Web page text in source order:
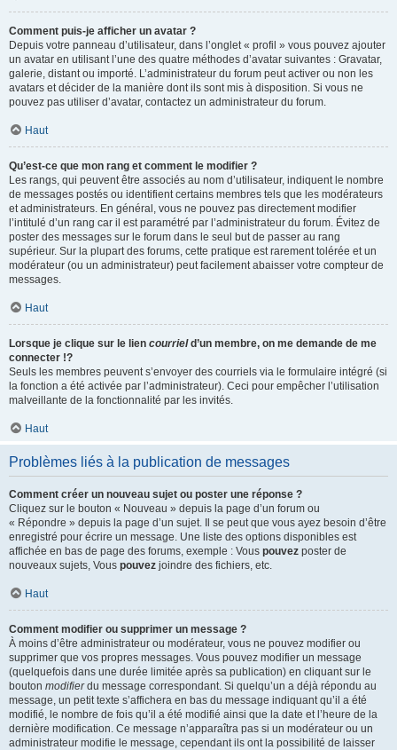
Comment puis-je afficher un avatar ?
Depuis votre panneau d’utilisateur, dans l’onglet « profil » vous pouvez ajouter
un avatar en utilisant l’une des quatre méthodes d’avatar suivantes : Gravatar,
galerie, distant ou importé. L’administrateur du forum peut activer ou non les
avatars et décider de la manière dont ils sont mis à disposition. Si vous ne
pouvez pas utiliser d’avatar, contactez un administrateur du forum.
Haut
Qu’est-ce que mon rang et comment le modifier ?
Les rangs, qui peuvent être associés au nom d’utilisateur, indiquent le nombre
de messages postés ou identifient certains membres tels que les modérateurs
et administrateurs. En général, vous ne pouvez pas directement modifier
l’intitulé d’un rang car il est paramétré par l’administrateur du forum. Évitez de
poster des messages sur le forum dans le seul but de passer au rang
supérieur. Sur la plupart des forums, cette pratique est rarement tolérée et un
modérateur (ou un administrateur) peut facilement abaisser votre compteur de
messages.
Haut
Lorsque je clique sur le lien courrield’un membre, on me demande de me
connecter !?
Seuls les membres peuvent s’envoyer des courriels via le formulaire intégré (si
la fonction a été activée par l’administrateur). Ceci pour empêcher l’utilisation
malveillante de la fonctionnalité par les invités.
Haut
Problèmes liés à la publication de messages
Comment créer un nouveau sujet ou poster une réponse ?
Cliquez sur le bouton « Nouveau » depuis la page d’un forum ou
« Répondre » depuis la page d’un sujet. Il se peut que vous ayez besoin d’être
enregistré pour écrire un message. Une liste des options disponibles est
affichée en bas de page des forums, exemple : Vous pouvez poster de
nouveaux sujets, Vous pouvez joindre des fichiers, etc.
Haut
Comment modifier ou supprimer un message ?
À moins d’être administrateur ou modérateur, vous ne pouvez modifier ou
supprimer que vos propres messages. Vous pouvez modifier un message
(quelquefois dans une durée limitée après sa publication) en cliquant sur le
bouton modifierdu message correspondant. Si quelqu’un a déjà répondu au
message, un petit texte s’affichera en bas du message indiquant qu’il a été
modifié, le nombre de fois qu’il a été modifié ainsi que la date et l’heure de la
dernière modification. Ce message n’apparaîtra pas si un modérateur ou un
administrateur modifie le message, cependant ils ont la possibilité de laisser